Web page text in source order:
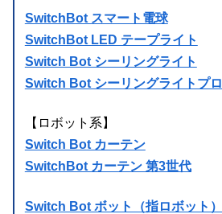
SwitchBot スマート電球
SwitchBot LED テープライト
Switch Bot シーリングライト
Switch Bot シーリングライトプロ
【ロボット系】
Switch Bot カーテン
SwitchBot カーテン 第3世代
Switch Bot ボット（指ロボット）